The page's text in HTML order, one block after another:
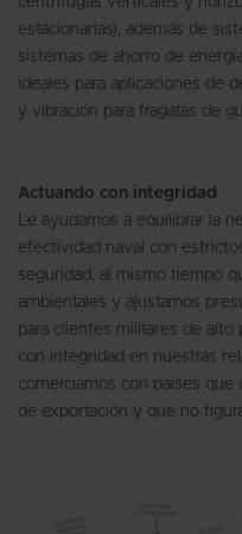
estacionarias), además de
sistemas de ahorro de
ideales para aplicaciones de
y vibración para fragatas de
Actuando con integridad
Le ayudamos a equilibrar la
efectividad naval con
seguridad, al mismo tiempo
ambientales y ajustamos
para clientes militares de
con integridad en nuestras
comerciamos con países
de exportación y que no